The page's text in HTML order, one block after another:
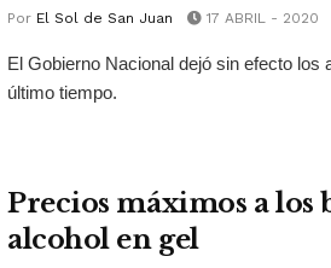
Por El Sol de San Juan 17 ABRIL - 2020
El Gobierno Nacional dejó sin efecto los
último tiempo.
Precios máximos a los
alcohol en gel